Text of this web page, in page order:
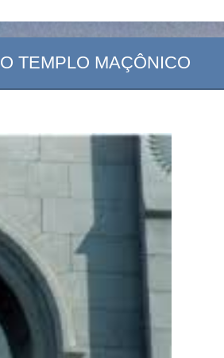
TEMPLO MAÇÔNICO